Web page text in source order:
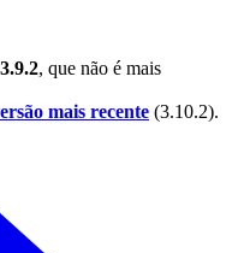
3.9.2, que não é mais
mais recente (3.10.2).